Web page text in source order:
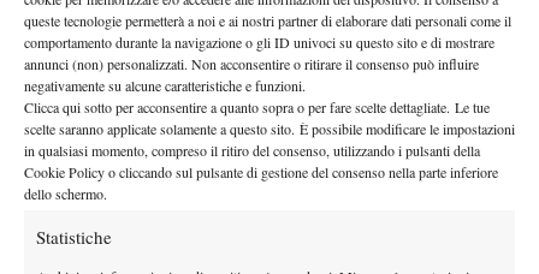
queste tecnologie permetterà a noi e ai nostri partner di elaborare dati personali come il
comportamento durante la navigazione o gli ID univoci su questo sito e di mostrare
annunci (non) personalizzati. Non acconsentire o ritirare il consenso può influire
negativamente su alcune caratteristiche e funzioni.
Clicca qui sotto per acconsentire a quanto sopra o per fare scelte dettagliate. Le tue
scelte saranno applicate solamente a questo sito. È possibile modificare le impostazioni
in qualsiasi momento, compreso il ritiro del consenso, utilizzando i pulsanti della
Cookie Policy o cliccando sul pulsante di gestione del consenso nella parte inferiore
dello schermo.
Statistiche
vercellese, battuto per 7-5 7-5 con break nell’ultimo game di
entrambi i set. E pensare che Boutillier è rientrato nel circuito
solo la scorsa settimana, dopo uno stop di oltre sei mesi per un
infortunio al gomito destro, giunto proprio quando stava
giocando il suo miglior tennis. Erano appena arrivati il best
ranking (235 Atp), la prima semifinale Challenger e l’esordio in
uno Slam con le qualificazioni sull’erba di Wimbledon, quando